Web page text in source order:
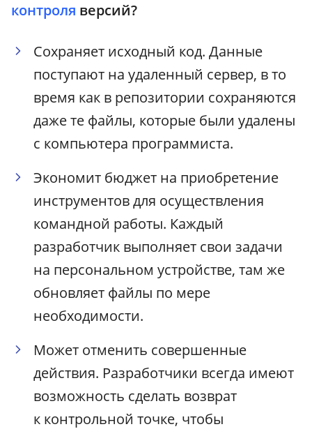
контроля версий?
Сохраняет исходный код. Данные
поступают на удаленный сервер, в то
время как в репозитории сохраняются
даже те файлы, которые были удалены
с компьютера программиста.
Экономит бюджет на приобретение
инструментов для осуществления
командной работы. Каждый
разработчик выполняет свои задачи
на персональном устройстве, там же
обновляет файлы по мере
необходимости.
Может отменить совершенные
действия. Разработчики всегда имеют
возможность сделать возврат
к контрольной точке, чтобы